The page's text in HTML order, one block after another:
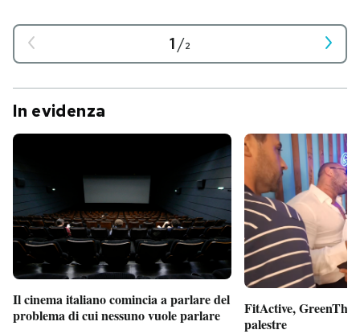
1/2
In evidenza
Il cinema italiano comincia a parlare del
problema di cui nessuno vuole parlare
FitActive,
palestre